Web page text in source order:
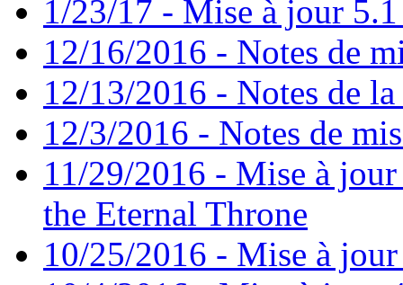
1/23/17 - Mise à jour
12/16/2016 - Notes de
12/13/2016 - Notes de
12/3/2016 - Notes de
11/29/2016 - Mise à
the Eternal Throne
10/25/2016 - Mise à